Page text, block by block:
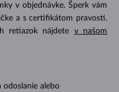
v objednávke. Šperk vám
a s certifikátom pravosti.
retiazok nájdete v našom
odoslanie alebo